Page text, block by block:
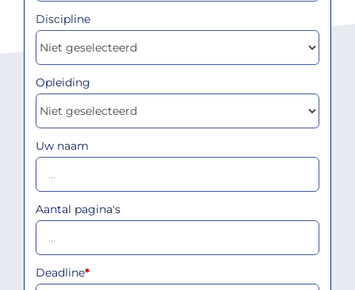
Discipline
Opleiding
Uw naam
Aantal pagina's
Deadline*